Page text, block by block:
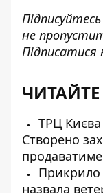
не
ТРЦ
Створено
Прикрило
назвала